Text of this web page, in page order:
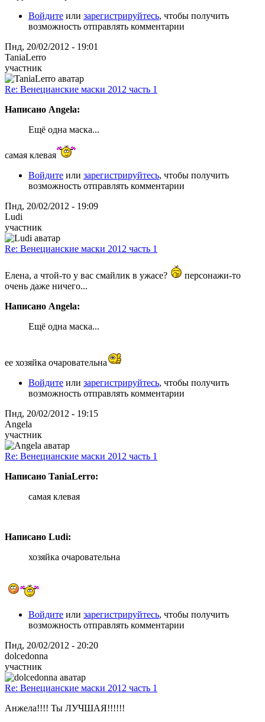
Войдите или зарегистрируйтесь, чтобы получить
возможность отправлять комментарии
Пнд, 20/02/2012 - 19:01
TaniaLerro
участник
Re: Венецианские маски 2012 часть 1
Написано Angela:
Ещё одна маска...
самая клевая
Войдите или зарегистрируйтесь, чтобы получить
возможность отправлять комментарии
Пнд, 20/02/2012 - 19:09
Ludi
участник
Re: Венецианские маски 2012 часть 1
Елена, а чтой-то у вас смайлик в ужасе?
персонажи-то
очень даже ничего...
Написано Angela:
Ещё одна маска...
ее хозяйка очаровательна
Войдите или зарегистрируйтесь, чтобы получить
возможность отправлять комментарии
Пнд, 20/02/2012 - 19:15
Angela
участник
Re: Венецианские маски 2012 часть 1
Написано TaniaLerro:
самая клевая
Написано Ludi:
хозяйка очаровательна
Войдите или зарегистрируйтесь, чтобы получить
возможность отправлять комментарии
Пнд, 20/02/2012 - 20:20
dolcedonna
участник
Re: Венецианские маски 2012 часть 1
Анжела!!!! Ты ЛУЧШАЯ!!!!!!